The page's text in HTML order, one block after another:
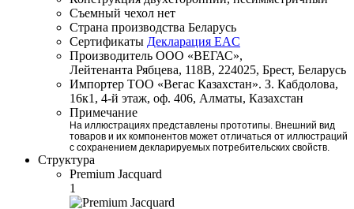
Съемный чехол нет
Страна производства Беларусь
Сертификаты Декларация EAC
Производитель ООО «ВЕГАС»,
Лейтенанта Рябцева, 118В, 224025, Брест, Беларусь
Импортер ТОО «Вегас Казахстан». З. Кабдолова,
16к1, 4-й этаж, оф. 406, Алматы, Казахстан
Примечание
На иллюстрациях представлены прототипы. Внешний вид
товаров и их компонентов может отличаться от иллюстраций
с сохранением декларируемых потребительских свойств.
Структура
Premium Jacquard
1